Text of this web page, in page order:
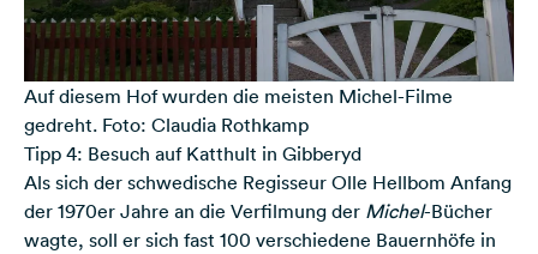
Auf diesem Hof wurden die meisten Michel-Filme
gedreht. Foto: Claudia Rothkamp
Tipp 4: Besuch auf Katthult in Gibberyd
Als sich der schwedische Regisseur Olle Hellbom Anfang
der 1970er Jahre an die Verfilmung der Michel-Bücher
wagte, soll er sich fast 100 verschiedene Bauernhöfe in